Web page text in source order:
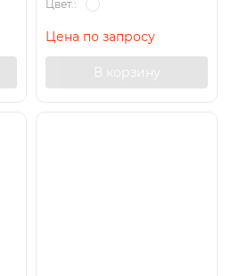
Цвет.:
Цена по запросу
В корзину